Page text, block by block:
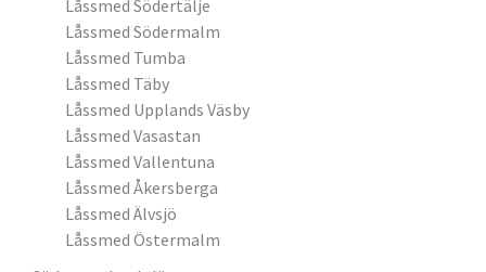
Låssmed Södertälje
Låssmed Södermalm
Låssmed Tumba
Låssmed Täby
Låssmed Upplands Väsby
Låssmed Vasastan
Låssmed Vallentuna
Låssmed Åkersberga
Låssmed Älvsjö
Låssmed Östermalm